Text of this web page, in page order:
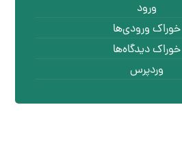
ورود
خوراک ورودی‌ها
خوراک دیدگاه‌ها
وردپرس